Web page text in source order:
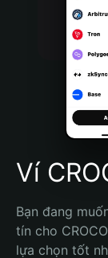
Bahasa Indonesia
Português (Brasil)
Español
Ví
Bạn đang
tín cho
lựa chọn tốt